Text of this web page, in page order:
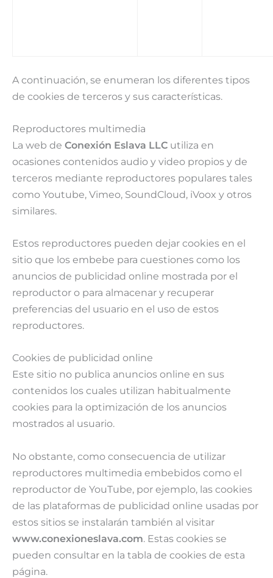
A continuación, se enumeran los diferentes tipos
de cookies de terceros y sus características.
Reproductores multimedia
La web de Conexión Eslava LLC utiliza en
ocasiones contenidos audio y video propios y de
terceros mediante reproductores populares tales
como Youtube, Vimeo, SoundCloud, iVoox y otros
similares.
Estos reproductores pueden dejar cookies en el
sitio que los embebe para cuestiones como los
anuncios de publicidad online mostrada por el
reproductor o para almacenar y recuperar
preferencias del usuario en el uso de estos
reproductores.
Cookies de publicidad online
Este sitio no publica anuncios online en sus
contenidos los cuales utilizan habitualmente
cookies para la optimización de los anuncios
mostrados al usuario.
No obstante, como consecuencia de utilizar
reproductores multimedia embebidos como el
reproductor de YouTube, por ejemplo, las cookies
de las plataformas de publicidad online usadas por
estos sitios se instalarán también al visitar
www.conexioneslava.com. Estas cookies se
pueden consultar en la tabla de cookies de esta
página.